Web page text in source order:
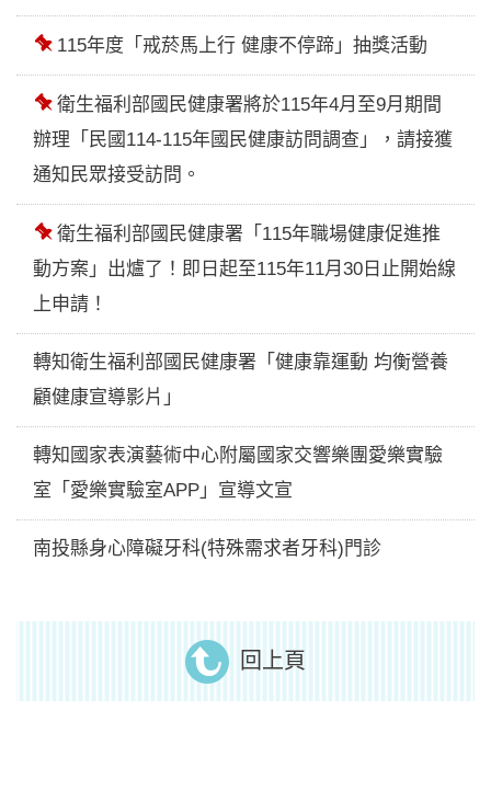
置頂
115年度「戒菸馬上行 健康不停蹄」抽獎活動
置頂
衛生福利部國民健康署將於115年4月至9月期間
辦理「民國114-115年國民健康訪問調查」，請接獲
通知民眾接受訪問。
置頂
衛生福利部國民健康署「115年職場健康促進推
動方案」出爐了！即日起至115年11月30日止開始線
上申請！
轉知衛生福利部國民健康署「健康靠運動 均衡營養
顧健康宣導影片」
轉知國家表演藝術中心附屬國家交響樂團愛樂實驗
室「愛樂實驗室APP」宣導文宣
南投縣身心障礙牙科(特殊需求者牙科)門診
回上頁